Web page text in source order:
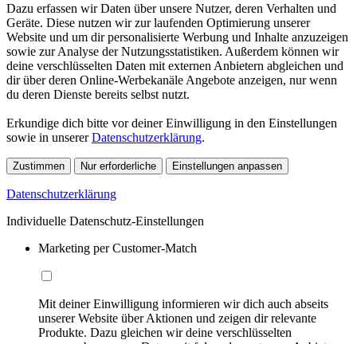
Dazu erfassen wir Daten über unsere Nutzer, deren Verhalten und
Geräte. Diese nutzen wir zur laufenden Optimierung unserer
Website und um dir personalisierte Werbung und Inhalte anzuzeigen
sowie zur Analyse der Nutzungsstatistiken. Außerdem können wir
deine verschlüsselten Daten mit externen Anbietern abgleichen und
dir über deren Online-Werbekanäle Angebote anzeigen, nur wenn
du deren Dienste bereits selbst nutzt.
Erkundige dich bitte vor deiner Einwilligung in den Einstellungen
sowie in unsererDatenschutzerklärung.
Zustimmen Nur erforderliche Einstellungen anpassen
Datenschutzerklärung
Individuelle Datenschutz-Einstellungen
Marketing per Customer-Match
Mit deiner Einwilligung informieren wir dich auch abseits
unserer Website über Aktionen und zeigen dir relevante
Produkte. Dazu gleichen wir deine verschlüsselten